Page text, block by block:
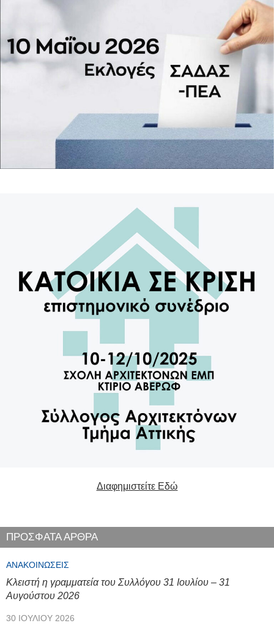
Διαφημιστείτε Εδώ
ΠΡΟΣΦΑΤΑ ΑΡΘΡΑ
ΑΝΑΚΟΙΝΏΣΕΙΣ
Κλειστή η γραμματεία του Συλλόγου 31 Ιουλίου – 31
Αυγούστου 2026
30 ΙΟΥΛΊΟΥ 2026